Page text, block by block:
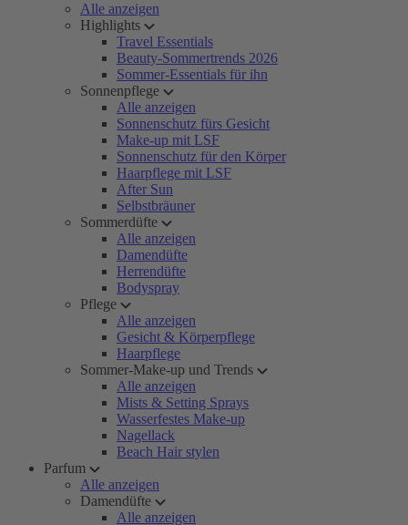
Alle anzeigen
Highlights
Travel Essentials
Beauty-Sommertrends 2026
Sommer-Essentials für ihn
Sonnenpflege
Alle anzeigen
Sonnenschutz fürs Gesicht
Make-up mit LSF
Sonnenschutz für den Körper
Haarpflege mit LSF
After Sun
Selbstbräuner
Sommerdüfte
Alle anzeigen
Damendüfte
Herrendüfte
Bodyspray
Pflege
Alle anzeigen
Gesicht & Körperpflege
Haarpflege
Sommer-Make-up und Trends
Alle anzeigen
Mists & Setting Sprays
Wasserfestes Make-up
Nagellack
Beach Hair stylen
Parfum
Alle anzeigen
Damendüfte
Alle anzeigen